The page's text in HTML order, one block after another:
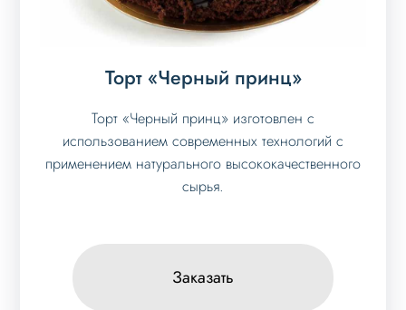
Торт «Черный принц»
Торт «Черный принц» изготовлен с
использованием современных технологий с
применением натурального высококачественного
сырья.
Заказать